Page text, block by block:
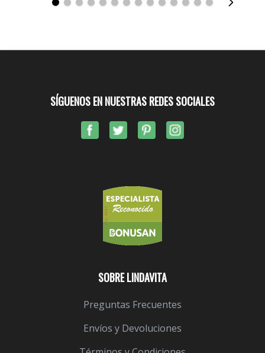
SOBRE LINDAVITA
Preguntas Frecuentes
Envíos y Devoluciones
SÍGUENOS EN NUESTRAS REDES SOCIALES